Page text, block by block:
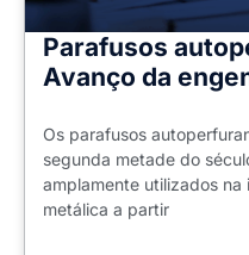
Parafusos
Avanço da
Os parafusos
segunda metade do
amplamente utilizados
metálica a partir